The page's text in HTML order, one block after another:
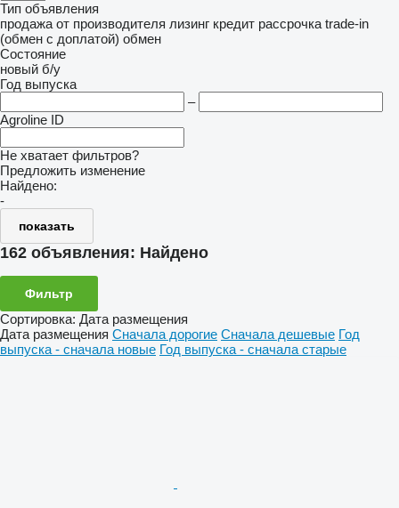
Тип объявления
продажа от производителя лизинг кредит рассрочка trade-in
(обмен с доплатой) обмен
Состояние
новый б/у
Год выпуска
–
Agroline ID
Не хватает фильтров?
Предложить изменение
Найдено:
-
показать
162 объявления: Найдено
Фильтр
Сортировка: Дата размещения
Дата размещения Сначала дорогие Сначала дешевые Год
выпуска - сначала новые Год выпуска - сначала старые